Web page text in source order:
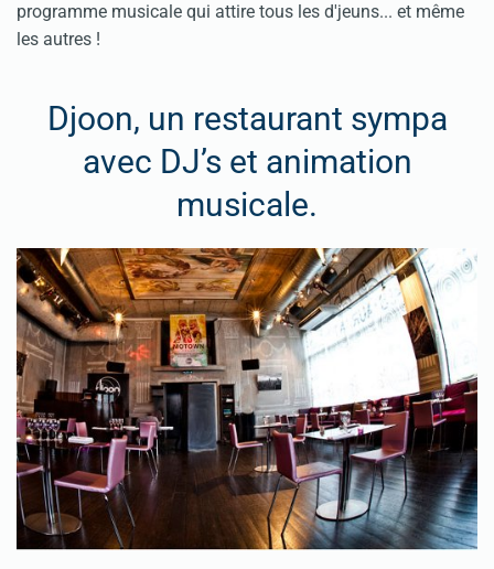
programme musicale qui attire tous les d'jeuns... et même
les autres !
Djoon, un restaurant sympa
avec DJ’s et animation
musicale.